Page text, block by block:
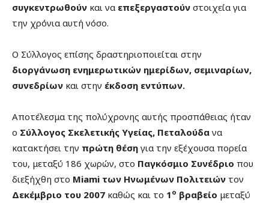
συγκεντρωθούν και να επεξεργαστούν στοιχεία για
την χρόνια αυτή νόσο.
Ο Σύλλογος επίσης δραστηριοποιείται στην
διοργάνωση ενημερωτικών ημερίδων, σεμιναρίων,
συνεδρίων και στην έκδοση εντύπων.
Αποτέλεσμα της πολύχρονης αυτής προσπάθειας ήταν
ο Σύλλογος Σκελετικής Υγείας, Πεταλούδα να
κατακτήσει την πρώτη θέση για την εξέχουσα πορεία
του, μεταξύ 186 χωρών, στο Παγκόσμιο Συνέδριο που
διεξήχθη στο Miami των Ηνωμένων Πολιτειών τον
Δεκέμβριο του 2007 καθώς και το 1 ο βραβείο μεταξύ